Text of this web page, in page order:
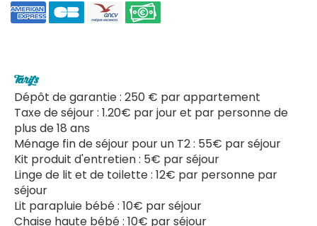
Tarifs
Dépôt de garantie : 250 € par appartement
Taxe de séjour : 1.20€ par jour et par personne de
plus de 18 ans
Ménage fin de séjour pour un T2 : 55€ par séjour
Kit produit d'entretien : 5€ par séjour
Linge de lit et de toilette : 12€ par personne par
séjour
Lit parapluie bébé : 10€ par séjour
Chaise haute bébé : 10€ par séjour